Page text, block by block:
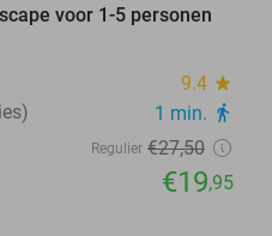
voor 1-5 personen
9.4 star
1 min. directions_walk
Regulier €27,50
€19,95